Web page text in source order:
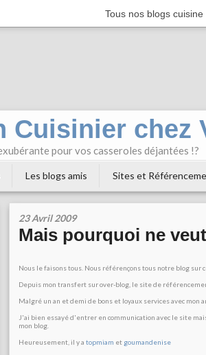
Tous nos blogs cuisine
Cuisinier chez
pour vos casseroles déjantées !?
Les blogs amis Sites et
23 Avril 2009
Mais pourquoi ne
Nous le faisons tous. Nous référençons tous notre blog sur
Depuis mon transfert sur over-blog, le site de
Malgré un an et demi de bons et loyaux services avec mon
J'ai bien essayé d'entrer en communication avec le site
mon blog.
Heureusement, il y a topmiam et goumandenise